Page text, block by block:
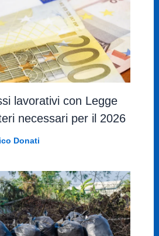
lavorativi con Legge
necessari per il 2026
Donati